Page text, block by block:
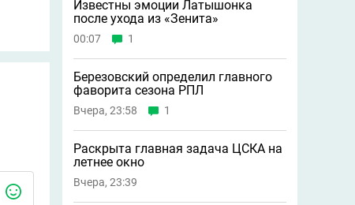
Известны эмоции Латышонка
после ухода из «Зенита»
00:07 1
Березовский определил главного
фаворита сезона РПЛ
Вчера, 23:58 1
Раскрыта главная задача ЦСКА на
летнее окно
Вчера, 23:39